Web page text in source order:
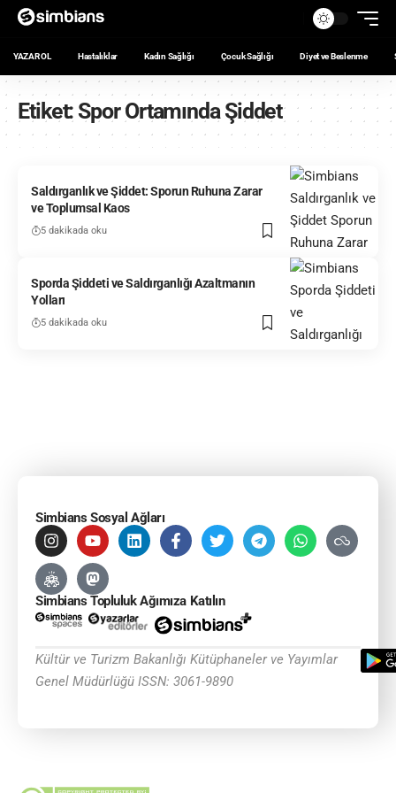
YAZAR OL Hastalıklar Kadın Sağlığı Çocuk Sağlığı Diyet ve Beslenme
Etiket: Spor Ortamında Şiddet
Saldırganlık ve Şiddet: Sporun Ruhuna Zarar
ve Toplumsal Kaos
5 dakikada oku
Sporda Şiddeti ve Saldırganlığı Azaltmanın
Yolları
5 dakikada oku
Simbians Sosyal Ağları
Simbians Topluluk Ağımıza Katılın
Kültür ve Turizm Bakanlığı Kütüphaneler ve Yayımlar
Genel Müdürlüğü ISSN: 3061-9890